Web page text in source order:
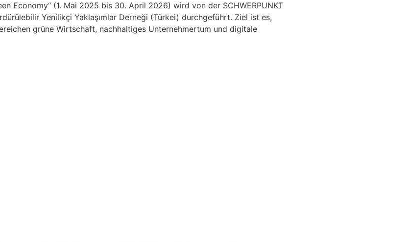
Economy“ (1. Mai 2025 bis 30. April 2026) wird von der SCHWERPUNKT
Yenilikçi Yaklaşımlar Derneği (Türkei) durchgeführt. Ziel ist es,
grüne Wirtschaft, nachhaltiges Unternehmertum und digitale